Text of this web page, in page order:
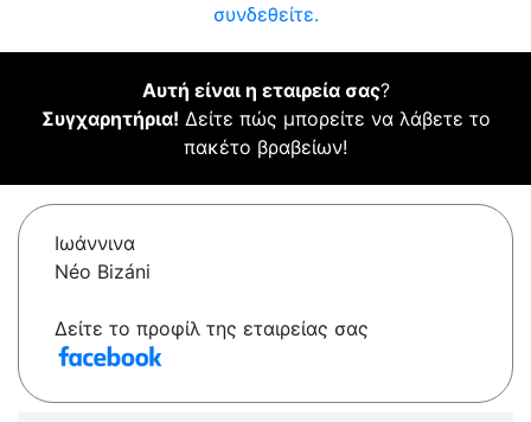
συνδεθείτε.
Αυτή είναι η εταιρεία σας?
Συγχαρητήρια! Δείτε πώς μπορείτε να λάβετε το
πακέτο βραβείων!
Ιωάννινα
Néo Bizáni
Δείτε το προφίλ της εταιρείας σας